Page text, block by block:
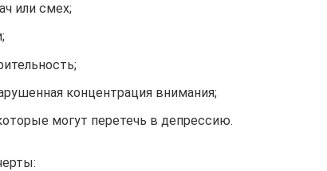
или смех;
концентрация внимания;
могут перетечь в депрессию.